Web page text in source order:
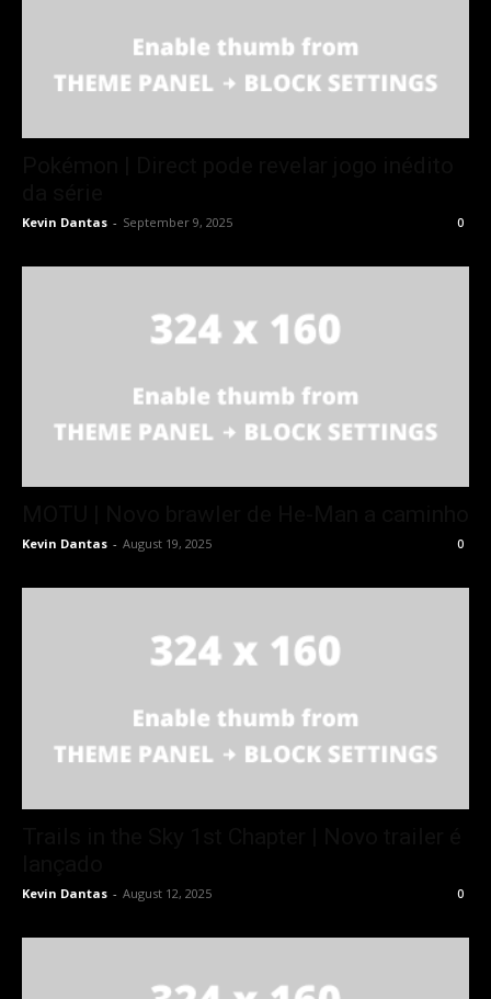
Kevin Dantas - September 9, 2025 0
Kevin Dantas - August 19, 2025 0
Kevin Dantas - August 12, 2025 0